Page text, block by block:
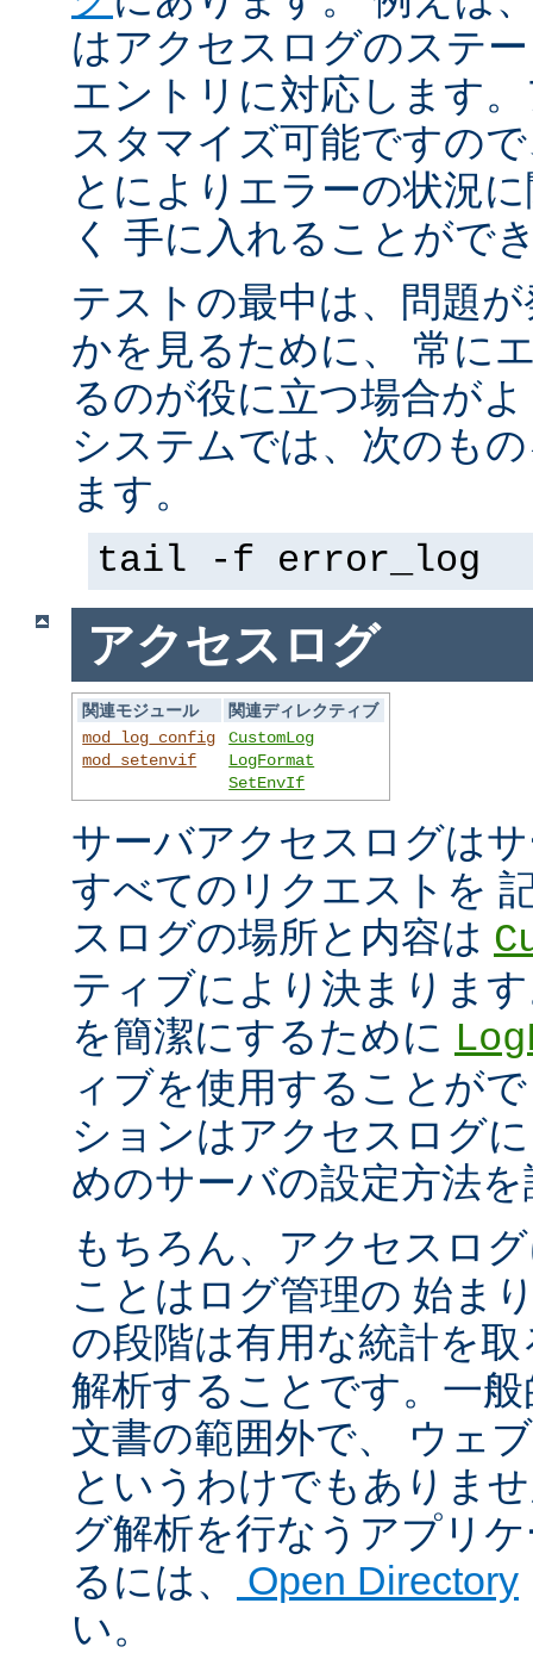
はアクセスログのステ
エントリに対応します
スタマイズ可能ですの
とによりエラーの状況
く 手に入れることがで
テストの最中は、問題
かを見るために、 常に
るのが役に立つ場合が
システムでは、次のも
ます。
tail -f error_log
アクセスログ
関連モジュール
関連ディレクティブ
mod_log_config
mod_setenvif
CustomLog
LogFormat
SetEnvIf
サーバアクセスログは
すべてのリクエストを
スログの場所と内容は
ティブにより決まりま
を簡潔にするために
ィブを使用することが
ションはアクセスログ
めのサーバの設定方法
もちろん、アクセスロ
ことはログ管理の 始ま
の段階は有用な統計を
解析することです。一
文書の範囲外で、 ウェ
というわけでもありま
グ解析を行なうアプリ
るには、
Open Directory
い。